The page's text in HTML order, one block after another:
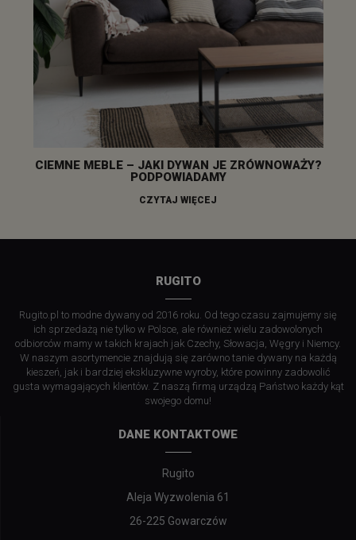
CIEMNE MEBLE – JAKI DYWAN JE ZRÓWNOWAŻY?
PODPOWIADAMY
CZYTAJ WIĘCEJ
RUGITO
Rugito.pl to modne dywany od 2016 roku. Od tego czasu zajmujemy się
ich sprzedażą nie tylko w Polsce, ale również wielu zadowolonych
odbiorców mamy w takich krajach jak Czechy, Słowacja, Węgry i Niemcy.
W naszym asortymencie znajdują się zarówno tanie dywany na każdą
kieszeń, jak i bardziej ekskluzywne wyroby, które powinny zadowolić
gusta wymagających klientów. Z naszą firmą urządzą Państwo każdy kąt
swojego domu!
DANE KONTAKTOWE
Rugito
Aleja Wyzwolenia 61
26-225 Gowarczów